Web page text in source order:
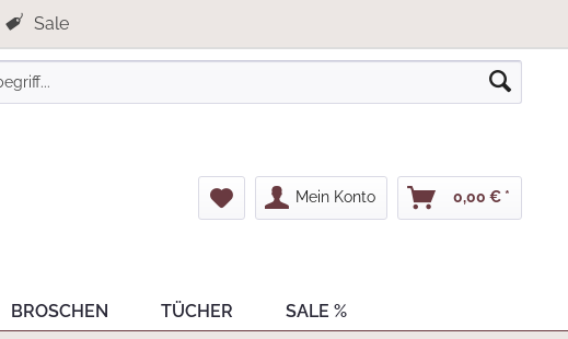
Sale
Mein Konto 0,00 € *
BROSCHEN TÜCHER SALE %